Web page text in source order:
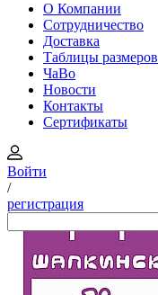
О Компании
Сотрудничество
Доставка
Таблицы размеров
ЧаВо
Новости
Контакты
Сертификаты
Войти
/
регистрация